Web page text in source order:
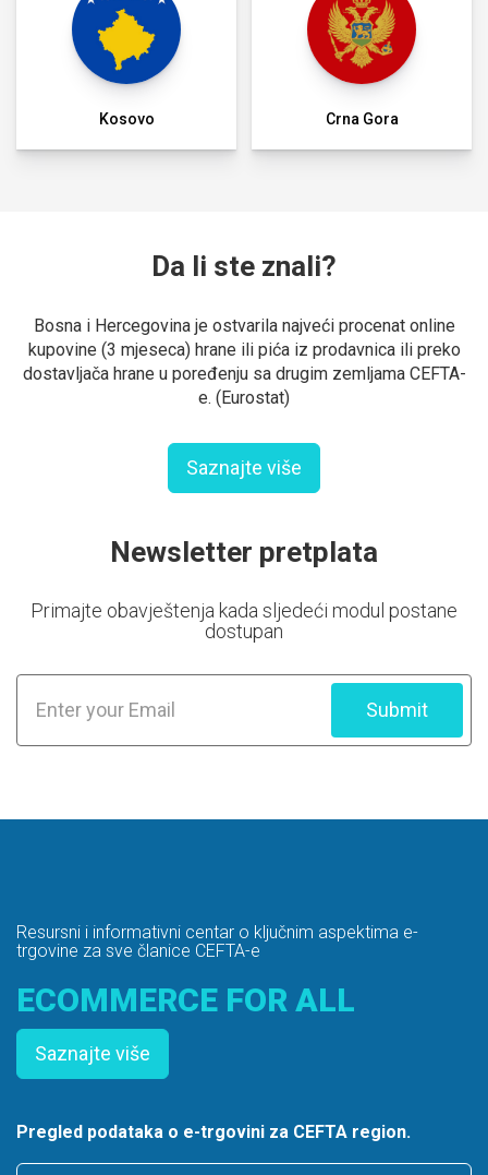
Kosovo Crna Gora
Da li ste znali?
Bosna i Hercegovina je ostvarila najveći procenat online
kupovine (3 mjeseca) hrane ili pića iz prodavnica ili preko
dostavljača hrane u poređenju sa drugim zemljama CEFTA-
e. (Eurostat)
Saznajte više
Newsletter pretplata
Primajte obavještenja kada sljedeći modul postane
dostupan
Submit
Resursni i informativni centar o ključnim aspektima e-
trgovine za sve članice CEFTA-e
ECOMMERCE FOR ALL
Saznajte više
Pregled podataka o e-trgovini za CEFTA region.